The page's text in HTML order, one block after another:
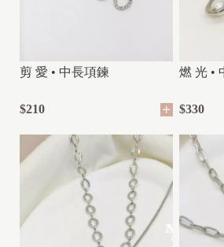
剪 愛 • 中長項鍊
$210
燃 光 •
$330